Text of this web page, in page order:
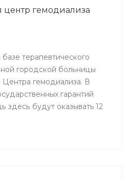
студенты старших
центр гемодиализа
терапевтического
городской больницы
Центра гемодиализа. В
гарантий
будут оказывать 12